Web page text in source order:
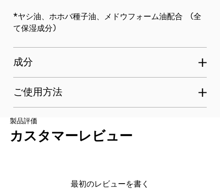
*ヤシ油、ホホバ種子油、メドウフォーム油配合 (全
て保湿成分)
成分
ご使用方法
製品評価
カスタマーレビュー
最初のレビューを書く